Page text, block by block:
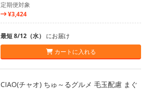
定期便対象
¥3,424
最短 8/12（水） にお届け
カートに入れる
CIAO(チャオ) ちゅ～るグルメ 毛玉配慮 まぐ